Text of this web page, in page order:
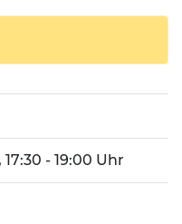
17:30 - 19:00 Uhr